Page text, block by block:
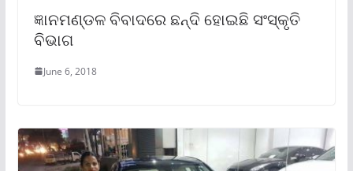
ଜ୍ଞାନମଣ୍ଡଳ ବିବାଦରେ ଛନ୍ଦି ହୋଇଛି ସଂସ୍କୃତି
ବିଭାଗ
June 6, 2018